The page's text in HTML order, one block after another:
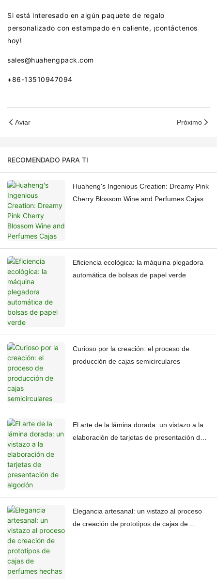
Si está interesado en algún paquete de regalo
personalizado con estampado en caliente, ¡contáctenos
hoy!
sales@huahengpack.com
+86-13510947094
Aviar Próximo
RECOMENDADO PARA TI
Huaheng's Ingenious Creation: Dreamy Pink
Cherry Blossom Wine and Perfumes Cajas
Eficiencia ecológica: la máquina plegadora
automática de bolsas de papel verde
Curioso por la creación: el proceso de
producción de cajas semicirculares
El arte de la lámina dorada: un vistazo a la
elaboración de tarjetas de presentación de
Elegancia artesanal: un vistazo al proceso
de creación de prototipos de cajas de